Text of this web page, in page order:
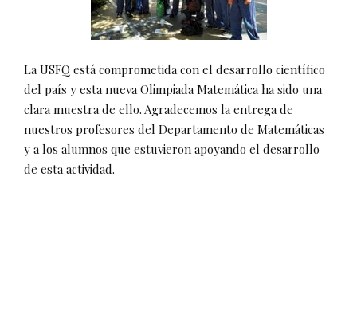
La USFQ está comprometida con el desarrollo científico
del país y esta nueva Olimpiada Matemática ha sido una
clara muestra de ello. Agradecemos la entrega de
nuestros profesores del Departamento de Matemáticas
y a los alumnos que estuvieron apoyando el desarrollo
de esta actividad.